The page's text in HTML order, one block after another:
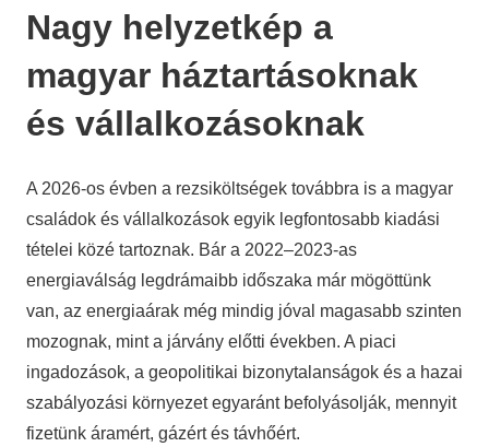
Nagy helyzetkép a
magyar háztartásoknak
és vállalkozásoknak
A 2026-os évben a rezsiköltségek továbbra is a magyar
családok és vállalkozások egyik legfontosabb kiadási
tételei közé tartoznak. Bár a 2022–2023-as
energiaválság legdrámaibb időszaka már mögöttünk
van, az energiaárak még mindig jóval magasabb szinten
mozognak, mint a járvány előtti években. A piaci
ingadozások, a geopolitikai bizonytalanságok és a hazai
szabályozási környezet egyaránt befolyásolják, mennyit
fizetünk áramért, gázért és távhőért.